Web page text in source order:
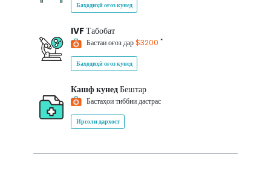
Баҳодиҳӣ оғоз кунед
IVFТабобат
Бастаи оғоз дар$3200 *
Баҳодиҳӣ оғоз кунед
Кашф кунедБештар
Бастаҳои тиббии дастрас
Ирсоли дархост